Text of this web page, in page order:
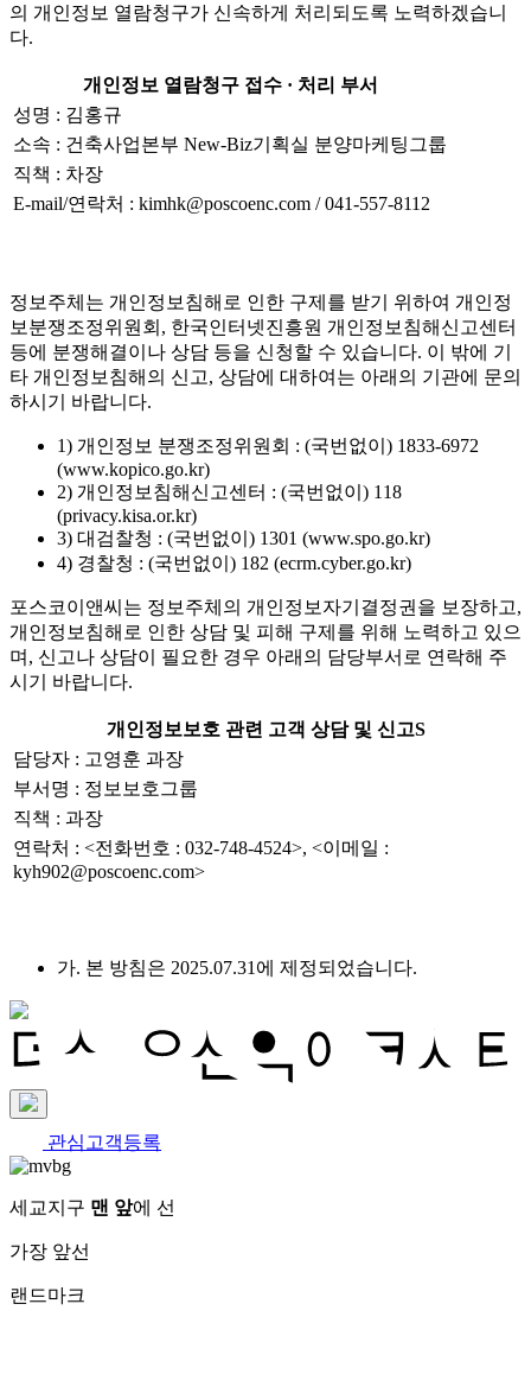
의 개인정보 열람청구가 신속하게 처리되도록 노력하겠습니
다.
개인정보 열람청구 접수 · 처리 부서
성명 : 김홍규
소속 : 건축사업본부 New-Biz기획실 분양마케팅그룹
직책 : 차장
E-mail/연락처 : kimhk@poscoenc.com / 041-557-8112
정보주체는 개인정보침해로 인한 구제를 받기 위하여 개인정
보분쟁조정위원회, 한국인터넷진흥원 개인정보침해신고센터
등에 분쟁해결이나 상담 등을 신청할 수 있습니다. 이 밖에 기
타 개인정보침해의 신고, 상담에 대하여는 아래의 기관에 문의
하시기 바랍니다.
1) 개인정보 분쟁조정위원회 : (국번없이) 1833-6972
(www.kopico.go.kr)
2) 개인정보침해신고센터 : (국번없이) 118
(privacy.kisa.or.kr)
3) 대검찰청 : (국번없이) 1301 (www.spo.go.kr)
4) 경찰청 : (국번없이) 182 (ecrm.cyber.go.kr)
포스코이앤씨는 정보주체의 개인정보자기결정권을 보장하고,
개인정보침해로 인한 상담 및 피해 구제를 위해 노력하고 있으
며, 신고나 상담이 필요한 경우 아래의 담당부서로 연락해 주
시기 바랍니다.
개인정보보호 관련 고객 상담 및 신고S
담당자 : 고영훈 과장
부서명 : 정보보호그룹
직책 : 과장
연락처 : <전화번호 : 032-748-4524>, <이메일 :
kyh902@poscoenc.com>
가. 본 방침은 2025.07.31에 제정되었습니다.
관심고객등록
세교지구 맨 앞에 선
가장 앞선
랜드마크